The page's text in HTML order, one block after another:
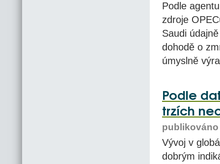
Podle
zdroje
Saudi
dohodě o
úmyslně
Podle
trzích
publikováno
Vývoj v
dobrým